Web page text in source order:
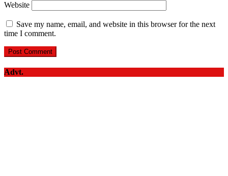
Website
Save my name, email, and website in this browser for the next
time I comment.
Advt.